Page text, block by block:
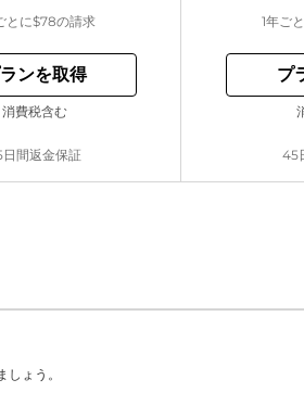
とに$78の請求
ンを取得
間返金保証
消費税含む
1年ご
プ
45
ょう。